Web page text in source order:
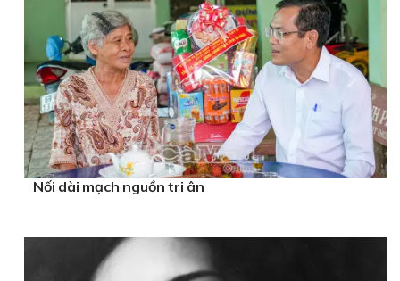
Nối dài mạch nguồn tri ân